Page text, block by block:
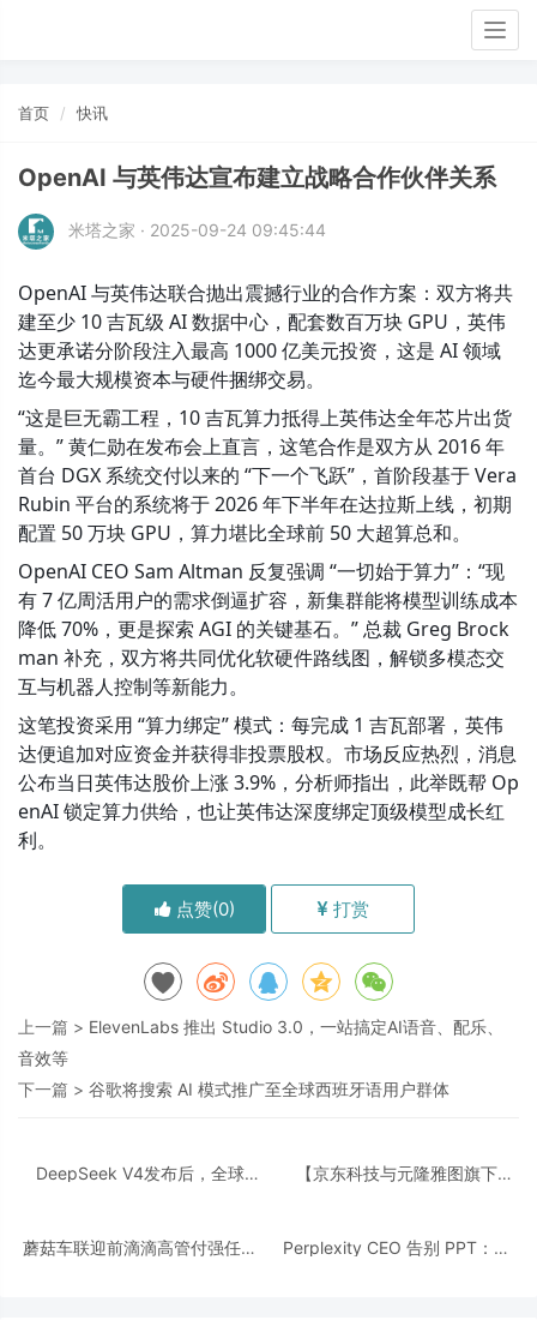
首页 快讯
OpenAI 与英伟达宣布建立战略合作伙伴关系
米塔之家 · 2025-09-24 09:45:44
OpenAI 与英伟达联合抛出震撼行业的合作方案：双方将共
建至少 10 吉瓦级 AI 数据中心，配套数百万块 GPU，英伟
达更承诺分阶段注入最高 1000 亿美元投资，这是 AI 领域
迄今最大规模资本与硬件捆绑交易。
“这是巨无霸工程，10 吉瓦算力抵得上英伟达全年芯片出货
量。” 黄仁勋在发布会上直言，这笔合作是双方从 2016 年
首台 DGX 系统交付以来的 “下一个飞跃”，首阶段基于 Vera
Rubin 平台的系统将于 2026 年下半年在达拉斯上线，初期
配置 50 万块 GPU，算力堪比全球前 50 大超算总和。
OpenAI CEO Sam Altman 反复强调 “一切始于算力”：“现
有 7 亿周活用户的需求倒逼扩容，新集群能将模型训练成本
降低 70%，更是探索 AGI 的关键基石。” 总裁 Greg Brock
man 补充，双方将共同优化软硬件路线图，解锁多模态交
互与机器人控制等新能力。
这笔投资采用 “算力绑定” 模式：每完成 1 吉瓦部署，英伟
达便追加对应资金并获得非投票股权。市场反应热烈，消息
公布当日英伟达股价上涨 3.9%，分析师指出，此举既帮 Op
enAI 锁定算力供给，也让英伟达深度绑定顶级模型成长红
利。
点赞(0) 打赏
上一篇 > ElevenLabs 推出 Studio 3.0，一站搞定AI语音、配乐、
音效等
下一篇 > 谷歌将搜索 AI 模式推广至全球西班牙语用户群体
DeepSeek V4发布后，全球
【京东科技与元隆雅图旗下
蘑菇车联迎前滴滴高管付强任总
Perplexity CEO 告别 PPT：用